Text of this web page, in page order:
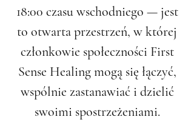
18:00 czasu wschodniego — jest
to otwarta przestrzeń, w której
członkowie społeczności First
Sense Healing mogą się łączyć,
wspólnie zastanawiać i dzielić
swoimi spostrzeżeniami.